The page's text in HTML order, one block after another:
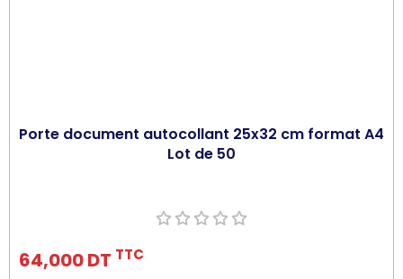
Porte document autocollant 25x32 cm format A4
Lot de 50
64,000 DT TTC